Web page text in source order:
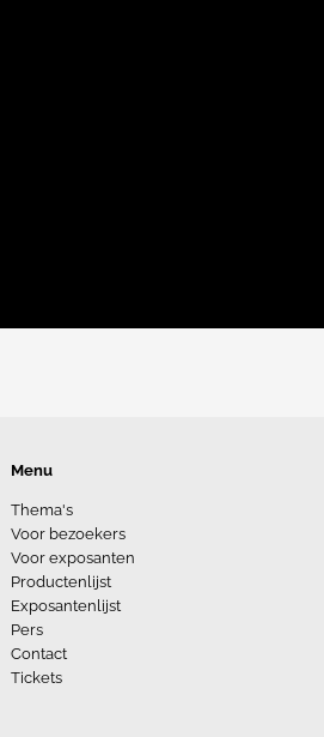
Menu
Thema's
Voor bezoekers
Voor exposanten
Productenlijst
Exposantenlijst
Pers
Contact
Tickets